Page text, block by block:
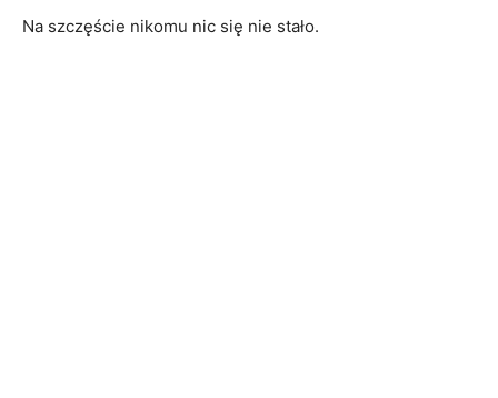
Na szczęście nikomu nic się nie stało.